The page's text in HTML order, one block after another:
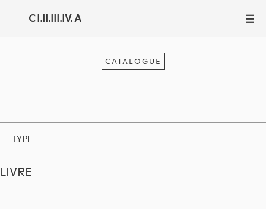
C I.II.III.IV. A III
CATALOGUE
TYPE
LIVRE